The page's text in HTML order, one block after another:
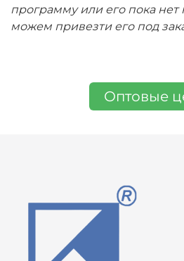
программу или его пока нет
можем привезти его под
Оптовые